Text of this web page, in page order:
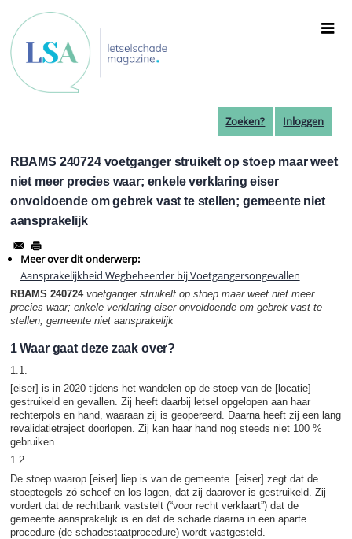
naar
de
inhoud
gaan
Zoeken? Inloggen
RBAMS 240724 voetganger struikelt op stoep maar weet
niet meer precies waar; enkele verklaring eiser
onvoldoende om gebrek vast te stellen; gemeente niet
aansprakelijk
Meer over dit onderwerp:
Aansprakelijkheid Wegbeheerder bij Voetgangersongevallen
RBAMS 240724 voetganger struikelt op stoep maar weet niet meer
precies waar; enkele verklaring eiser onvoldoende om gebrek vast te
stellen; gemeente niet aansprakelijk
1 Waar gaat deze zaak over?
1.1.
[eiser] is in 2020 tijdens het wandelen op de stoep van de [locatie]
gestruikeld en gevallen. Zij heeft daarbij letsel opgelopen aan haar
rechterpols en hand, waaraan zij is geopereerd. Daarna heeft zij een lang
revalidatietraject doorlopen. Zij kan haar hand nog steeds niet 100 %
gebruiken.
1.2.
De stoep waarop [eiser] liep is van de gemeente. [eiser] zegt dat de
stoeptegels zó scheef en los lagen, dat zij daarover is gestruikeld. Zij
vordert dat de rechtbank vaststelt (“voor recht verklaart”) dat de
gemeente aansprakelijk is en dat de schade daarna in een aparte
procedure (de schadestaatprocedure) wordt vastgesteld.